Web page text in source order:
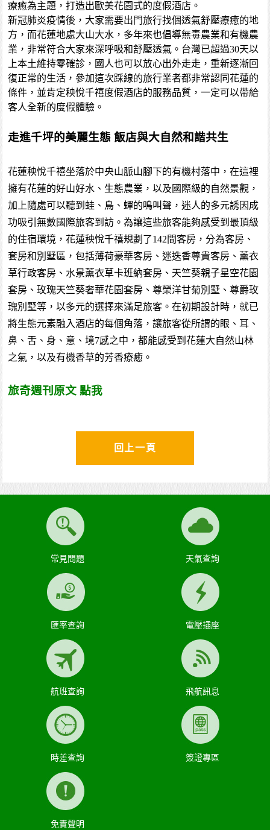
療癒為主題，打造出歐美花園式的度假酒店。
新冠肺炎疫情後，大家需要出門旅行找個透氣舒壓療癒的地
方，而花蓮地處大山大水，多年來也倡導無毒農業和有機農
業，非常符合大家來深呼吸和舒壓透氣。台灣已超過30天以
上本土維持零確診，國人也可以放心出外走走，重新逐漸回
復正常的生活，參加這次踩線的旅行業者都非常認同花蓮的
條件，並肯定秧悅千禧度假酒店的服務品質，一定可以帶給
客人全新的度假體驗。
走進千坪的美麗生態 飯店與大自然和諧共生
花蓮秧悅千禧坐落於中央山脈山腳下的有機村落中，在這裡
擁有花蓮的好山好水、生態農業，以及國際級的自然景觀，
加上隨處可以聽到蛙、鳥、蟬的鳴叫聲，迷人的多元誘因成
功吸引無數國際旅客到訪。為讓這些旅客能夠感受到最頂級
的住宿環境，花蓮秧悅千禧規劃了142間客房，分為客房、
套房和別墅區，包括薄荷豪華客房、迷迭香尊貴客房、薰衣
草行政客房、水景薰衣草卡班納套房、天竺葵親子星空花園
套房、玫瑰天竺葵奢華花園套房、尊榮洋甘菊別墅、尊爵玫
瑰別墅等，以多元的選擇來滿足旅客。在初期設計時，就已
將生態元素融入酒店的每個角落，讓旅客從所謂的眼、耳、
鼻、舌、身、意、境7感之中，都能感受到花蓮大自然山林
之氣，以及有機香草的芳香療癒。
旅奇週刊原文 點我
回上一頁
常見問題 天氣查詢
匯率查詢 電壓插座
航班查詢 飛航訊息
時差查詢 簽證專區
免責聲明